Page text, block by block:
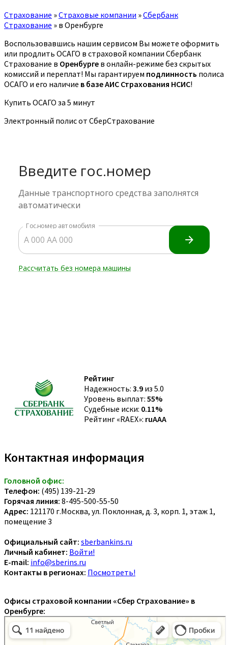
Страхование »Страховые компании »Сбербанк
Страхование » в Оренбурге
Воспользовавшись нашим сервисом Вы можете оформить
или продлить ОСАГО в страховой компании Сбербанк
Страхование в Оренбурге в онлайн-режиме без скрытых
комиссий и переплат! Мы гарантируем подлинность полиса
ОСАГО и его наличие в базе АИС Страхования НСИС!
Купить ОСАГО за 5 минут
Электронный полис от СберСтрахование
Рейтинг
Надежность: 3.9 из 5.0
Уровень выплат: 55%
Судебные иски: 0.11%
Рейтинг «RAEX»: ruAAA
Контактная информация
Головной офис:
Телефон: (495) 139-21-29
Горячая линия: 8-495-500-55-50
Адрес: 121170 г.Москва, ул. Поклонная, д. 3, корп. 1, этаж 1,
помещение 3
Официальный сайт: sberbankins.ru
Личный кабинет: Войти!
E-mail: info@sberins.ru
Контакты в регионах: Посмотреть!
Офисы страховой компании «Сбер Страхование» в
Оренбурге: